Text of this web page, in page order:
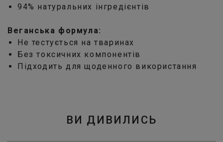
94% натуральних інгредієнтів
Веганська формула:
Не тестується на тваринах
Без токсичних компонентів
Підходить для щоденного використання
ВИ ДИВИЛИСЬ